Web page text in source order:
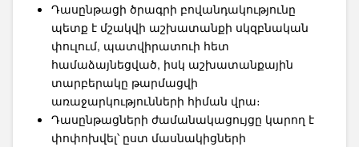
Դասընթացի ծրագրի բովանդակությունը
պետք է մշակվի աշխատանքի սկզբնական
փուլում, պատվիրատուի հետ
համաձայնեցված, իսկ աշխատանքային
տարբերակը թարմացվի
առաջարկությունների հիման վրա։
Դասընթացների ժամանակացույցը կարող է
փոփոխվել՝ ըստ մասնակիցների